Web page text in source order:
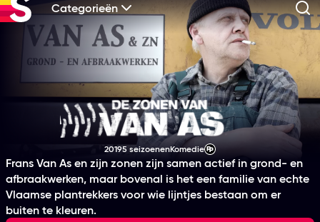
Categorieën
De Zonen van Van
Productiejaar
20195 seizoenenGenre
Komedie
Leeftijdsclassificatie
Frans Van As en zijn zonen zijn samen actief in grond- en
afbraakwerken, maar bovenal is het een familie van echte
Vlaamse plantrekkers voor wie lijntjes bestaan om er
buiten te kleuren.